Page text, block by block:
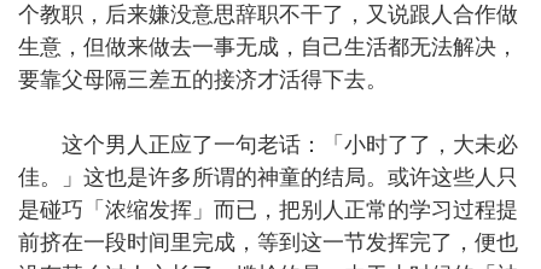
个教职，后来嫌没意思辞职不干了，又说跟人合作做
生意，但做来做去一事无成，自己生活都无法解决，
要靠父母隔三差五的接济才活得下去。
这个男人正应了一句老话：「小时了了，大未必
佳。」这也是许多所谓的神童的结局。或许这些人只
是碰巧「浓缩发挥」而已，把别人正常的学习过程提
前挤在一段时间里完成，等到这一节发挥完了，便也